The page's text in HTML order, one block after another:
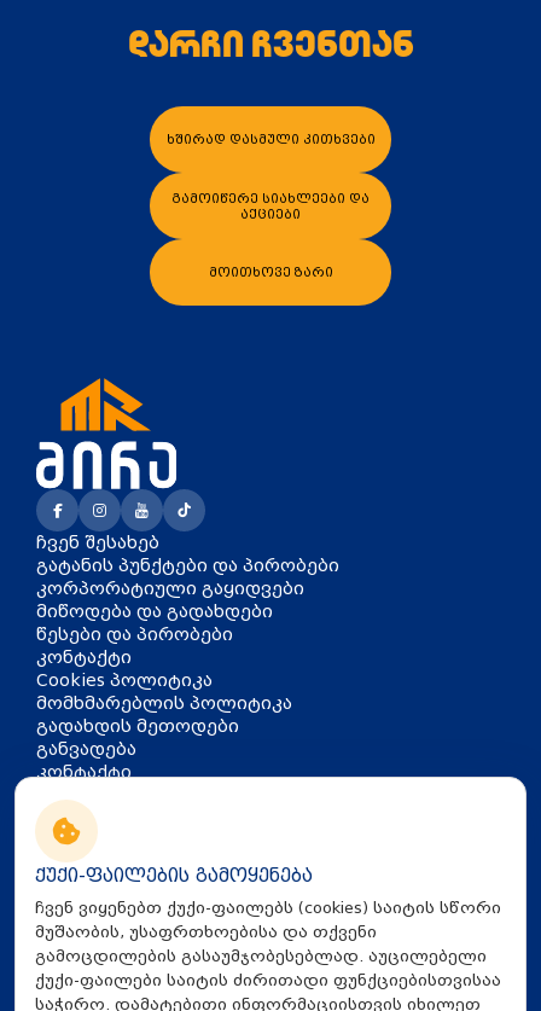
დარჩი ჩვენთან
ხშირად დასმული კითხვები
გამოიწერე სიახლეები და
აქციები
მოითხოვე ზარი
კონტაქტი
თბილისი, აკაკი წერეთლის
გამზირი 126
info@mira.ge
032 235 60 01
ჩვენ შესახებ
გატანის პუნქტები და პირობები
კორპორატიული გაყიდვები
მიწოდება და გადახდები
წესები და პირობები
კონტაქტი
Cookies პოლიტიკა
მომხმარებლის პოლიტიკა
გადახდის მეთოდები
განვადება
ქუქი-ფაილების გამოყენება
ჩვენ ვიყენებთ ქუქი-ფაილებს (cookies) საიტის სწორი
მუშაობის, უსაფრთხოებისა და თქვენი
გამოცდილების გასაუმჯობესებლად. აუცილებელი
ქუქი-ფაილები საიტის ძირითადი ფუნქციებისთვისაა
საჭირო. დამატებითი ინფორმაციისთვის იხილეთ